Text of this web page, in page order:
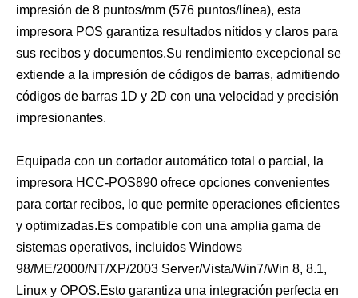
impresión de 8 puntos/mm (576 puntos/línea), esta
impresora POS garantiza resultados nítidos y claros para
sus recibos y documentos.Su rendimiento excepcional se
extiende a la impresión de códigos de barras, admitiendo
códigos de barras 1D y 2D con una velocidad y precisión
impresionantes.
Equipada con un cortador automático total o parcial, la
impresora HCC-POS890 ofrece opciones convenientes
para cortar recibos, lo que permite operaciones eficientes
y optimizadas.Es compatible con una amplia gama de
sistemas operativos, incluidos Windows
98/ME/2000/NT/XP/2003 Server/Vista/Win7/Win 8, 8.1,
Linux y OPOS.Esto garantiza una integración perfecta en